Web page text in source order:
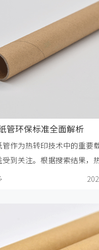
管环保标准全面解析
管作为热转印技术中的重要
受到关注。根据搜索结果，
涉及国家、行业和国际多个